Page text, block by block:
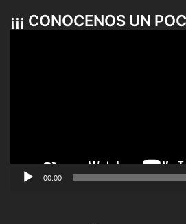
¡¡¡ CONOCENOS UN
00:00